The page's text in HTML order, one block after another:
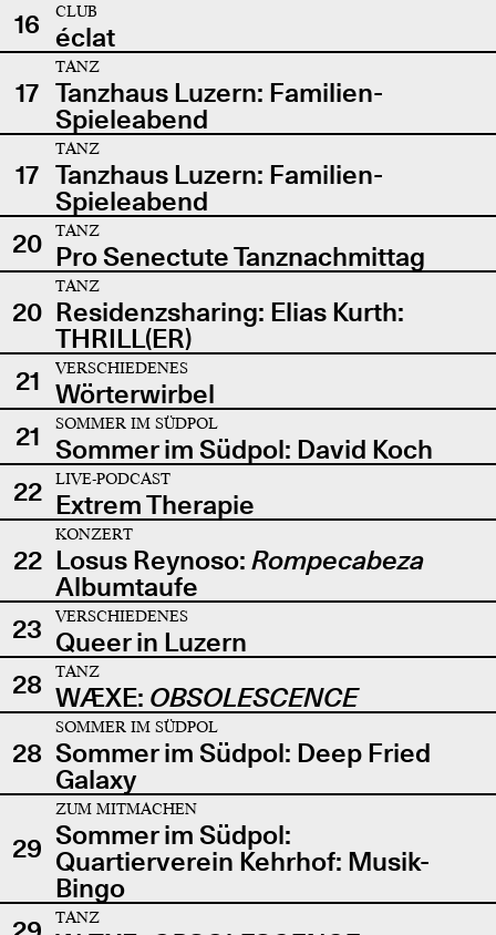
16
CLUB
éclat
17
TANZ
Tanzhaus Luzern: Familien-
Spieleabend
17
TANZ
Tanzhaus Luzern: Familien-
Spieleabend
20
TANZ
Pro Senectute Tanznachmittag
20
TANZ
Residenzsharing: Elias Kurth:
THRILL(ER)
21
VERSCHIEDENES
Wörterwirbel
21
SOMMER IM SÜDPOL
Sommer im Südpol: David Koch
22
LIVE-PODCAST
Extrem Therapie
22
KONZERT
Losus Reynoso: Rompecabeza
Albumtaufe
23
VERSCHIEDENES
Queer in Luzern
28
TANZ
WÆXE: OBSOLESCENCE
28
SOMMER IM SÜDPOL
Sommer im Südpol: Deep Fried
Galaxy
29
ZUM MITMACHEN
Sommer im Südpol:
Quartierverein Kehrhof: Musik-
Bingo
TANZ